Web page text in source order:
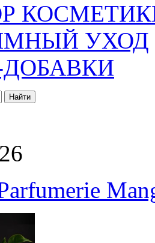
УХОД
Найти